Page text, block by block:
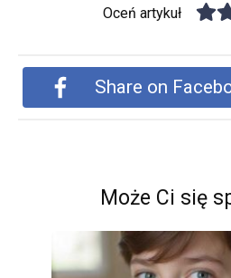
Oceń artykuł
Share on
Może Ci się